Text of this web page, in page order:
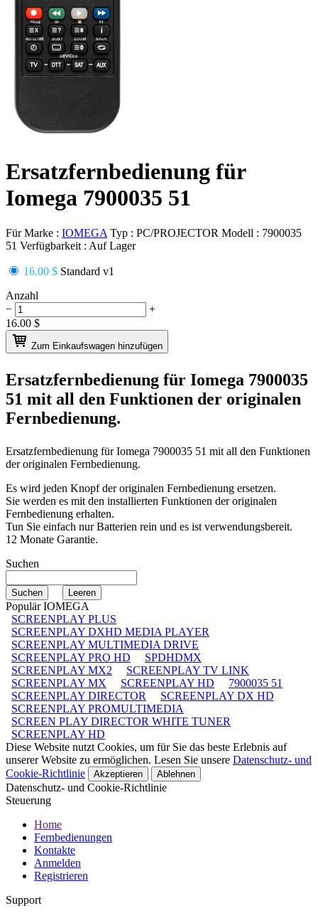
Ersatzfernbedienung für
Iomega 7900035 51
Für Marke : IOMEGA Typ : PC/PROJECTOR Modell : 7900035
51 Verfügbarkeit : Auf Lager
16.00 $ Standard v1
Anzahl
−
+
16.00 $
Zum Einkaufswagen hinzufügen
Ersatzfernbedienung für Iomega 7900035
51 mit all den Funktionen der originalen
Fernbedienung.
Ersatzfernbedienung fürIomega 7900035 51 mit all den Funktionen
der originalen Fernbedienung.
Es wird jeden Knopf der originalen Fernbedienung ersetzen.
Sie werden es mit den installierten Funktionen der originalen
Fernbedienung erhalten.
Tun Sie einfach nur Batterien rein und es ist verwendungsbereit.
12 Monate Garantie.
Suchen
Populär IOMEGA
SCREENPLAY PLUS
SCREENPLAY DXHD MEDIA PLAYER
SCREENPLAY MULTIMEDIA DRIVE
SCREENPLAY PRO HD
SPDHDMX
SCREENPLAY MX2
SCREENPLAY TV LINK
SCREENPLAY MX
SCREENPLAY HD
7900035 51
SCREENPLAY DIRECTOR
SCREENPLAY DX HD
SCREENPLAY PROMULTIMEDIA
SCREEN PLAY DIRECTOR WHITE TUNER
SCREENPLAY HD
Diese Website nutzt Cookies, um für Sie das beste Erlebnis auf
unserer Website zu ermöglichen. Lesen Sie unsere Datenschutz- und
Cookie-Richtlinie
Akzeptieren Ablehnen
Datenschutz- und Cookie-Richtlinie
Steuerung
Home
Fernbedienungen
Kontakte
Anmelden
Registrieren
Support